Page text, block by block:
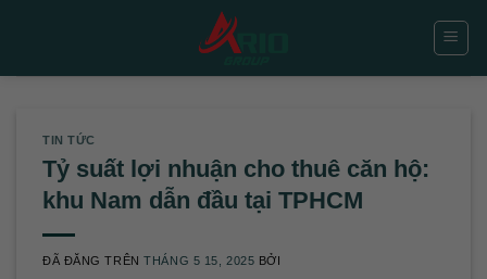
TIN TỨC
Tỷ suất lợi nhuận cho thuê căn hộ:
khu Nam dẫn đầu tại TPHCM
ĐÃ ĐĂNG TRÊNTHÁNG 5 15, 2025 BỞI